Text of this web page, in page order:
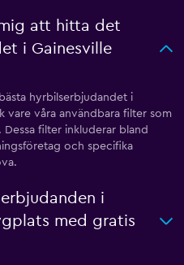
att hitta det
i Gainesville
hyrbilserbjudandet i
vare våra användbara filter som
filter inkluderar bland
och specifika
i
med gratis